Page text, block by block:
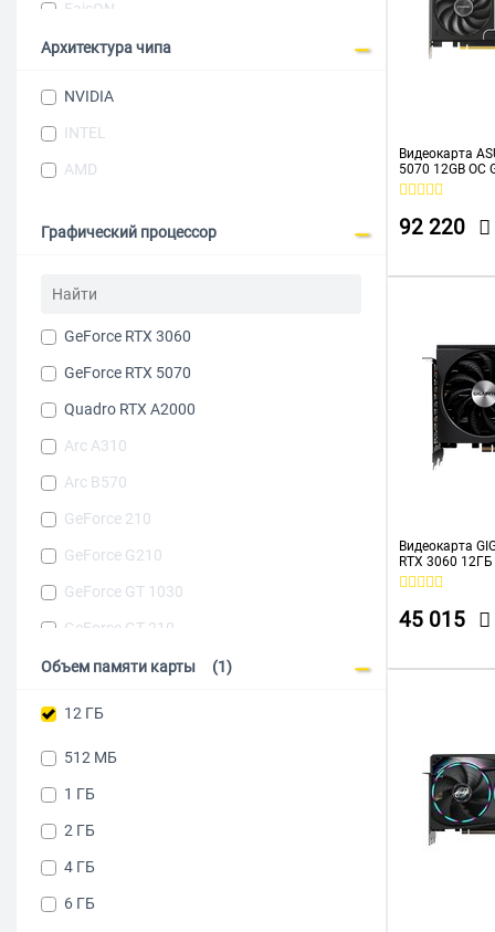
FaisON
Kissin
INNO3D
Ninja
OCPC
SAPPHIRE
SINOTEX
Архитектура чипа
NVIDIA
INTEL
AMD
Графический процессор
GeForce RTX 3060
GeForce RTX 5070
Quadro RTX A2000
Arc A310
Arc B570
GeForce 210
GeForce G210
GeForce GT 1030
GeForce GT 210
GeForce GT 220
Объем памяти карты (1)
12 ГБ
512 МБ
1 ГБ
2 ГБ
4 ГБ
6 ГБ
Видеокарта
5070 12GB OC
M0NA00)
92 220
Видеокарта
RTX 3060
2.0) Windforce,
45 015